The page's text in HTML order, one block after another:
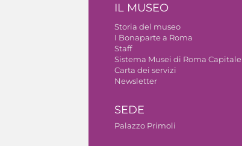
IL MUSEO
Storia del museo
I Bonaparte a Roma
Staff
Sistema Musei di Roma Capitale
Carta dei servizi
Newsletter
SEDE
Palazzo Primoli